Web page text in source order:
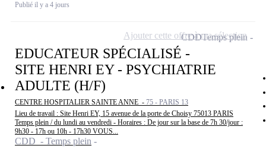
Publié il y a 4 jours
EDUCATEUR SPÉCIALISÉ -
SITE HENRI EY - PSYCHIATRIE
ADULTE (H/F)
CENTRE HOSPITALIER SAINTE ANNE - 75 - PARIS 13
Lieu de travail : Site Henri EY, 15 avenue de la porte de Choisy 75013 PARIS
Temps plein / du lundi au vendredi - Horaires : De jour sur la base de 7h 30/jour :
9h30 - 17h ou 10h - 17h30 VOUS...
CDD - Temps plein
CDDTemps plein
Ajouter cette offre à ma sélection